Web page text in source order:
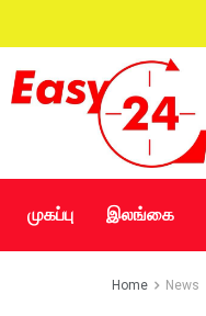
முகப்பு இலங்கை
Home News